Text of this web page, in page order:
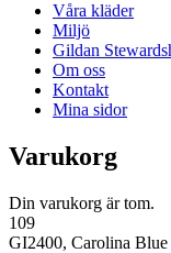
Våra kläder
Miljö
Gildan
Om oss
Kontakt
Mina sidor
Varukorg
Din varukorg är tom.
109
GI2400, Carolina Blue